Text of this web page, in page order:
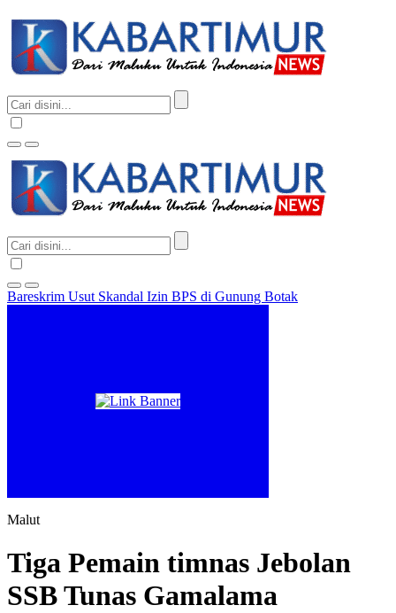
Bareskrim Usut Skandal Izin BPS di Gunung Botak
Malut
Tiga Pemain timnas Jebolan
SSB Tunas Gamalama